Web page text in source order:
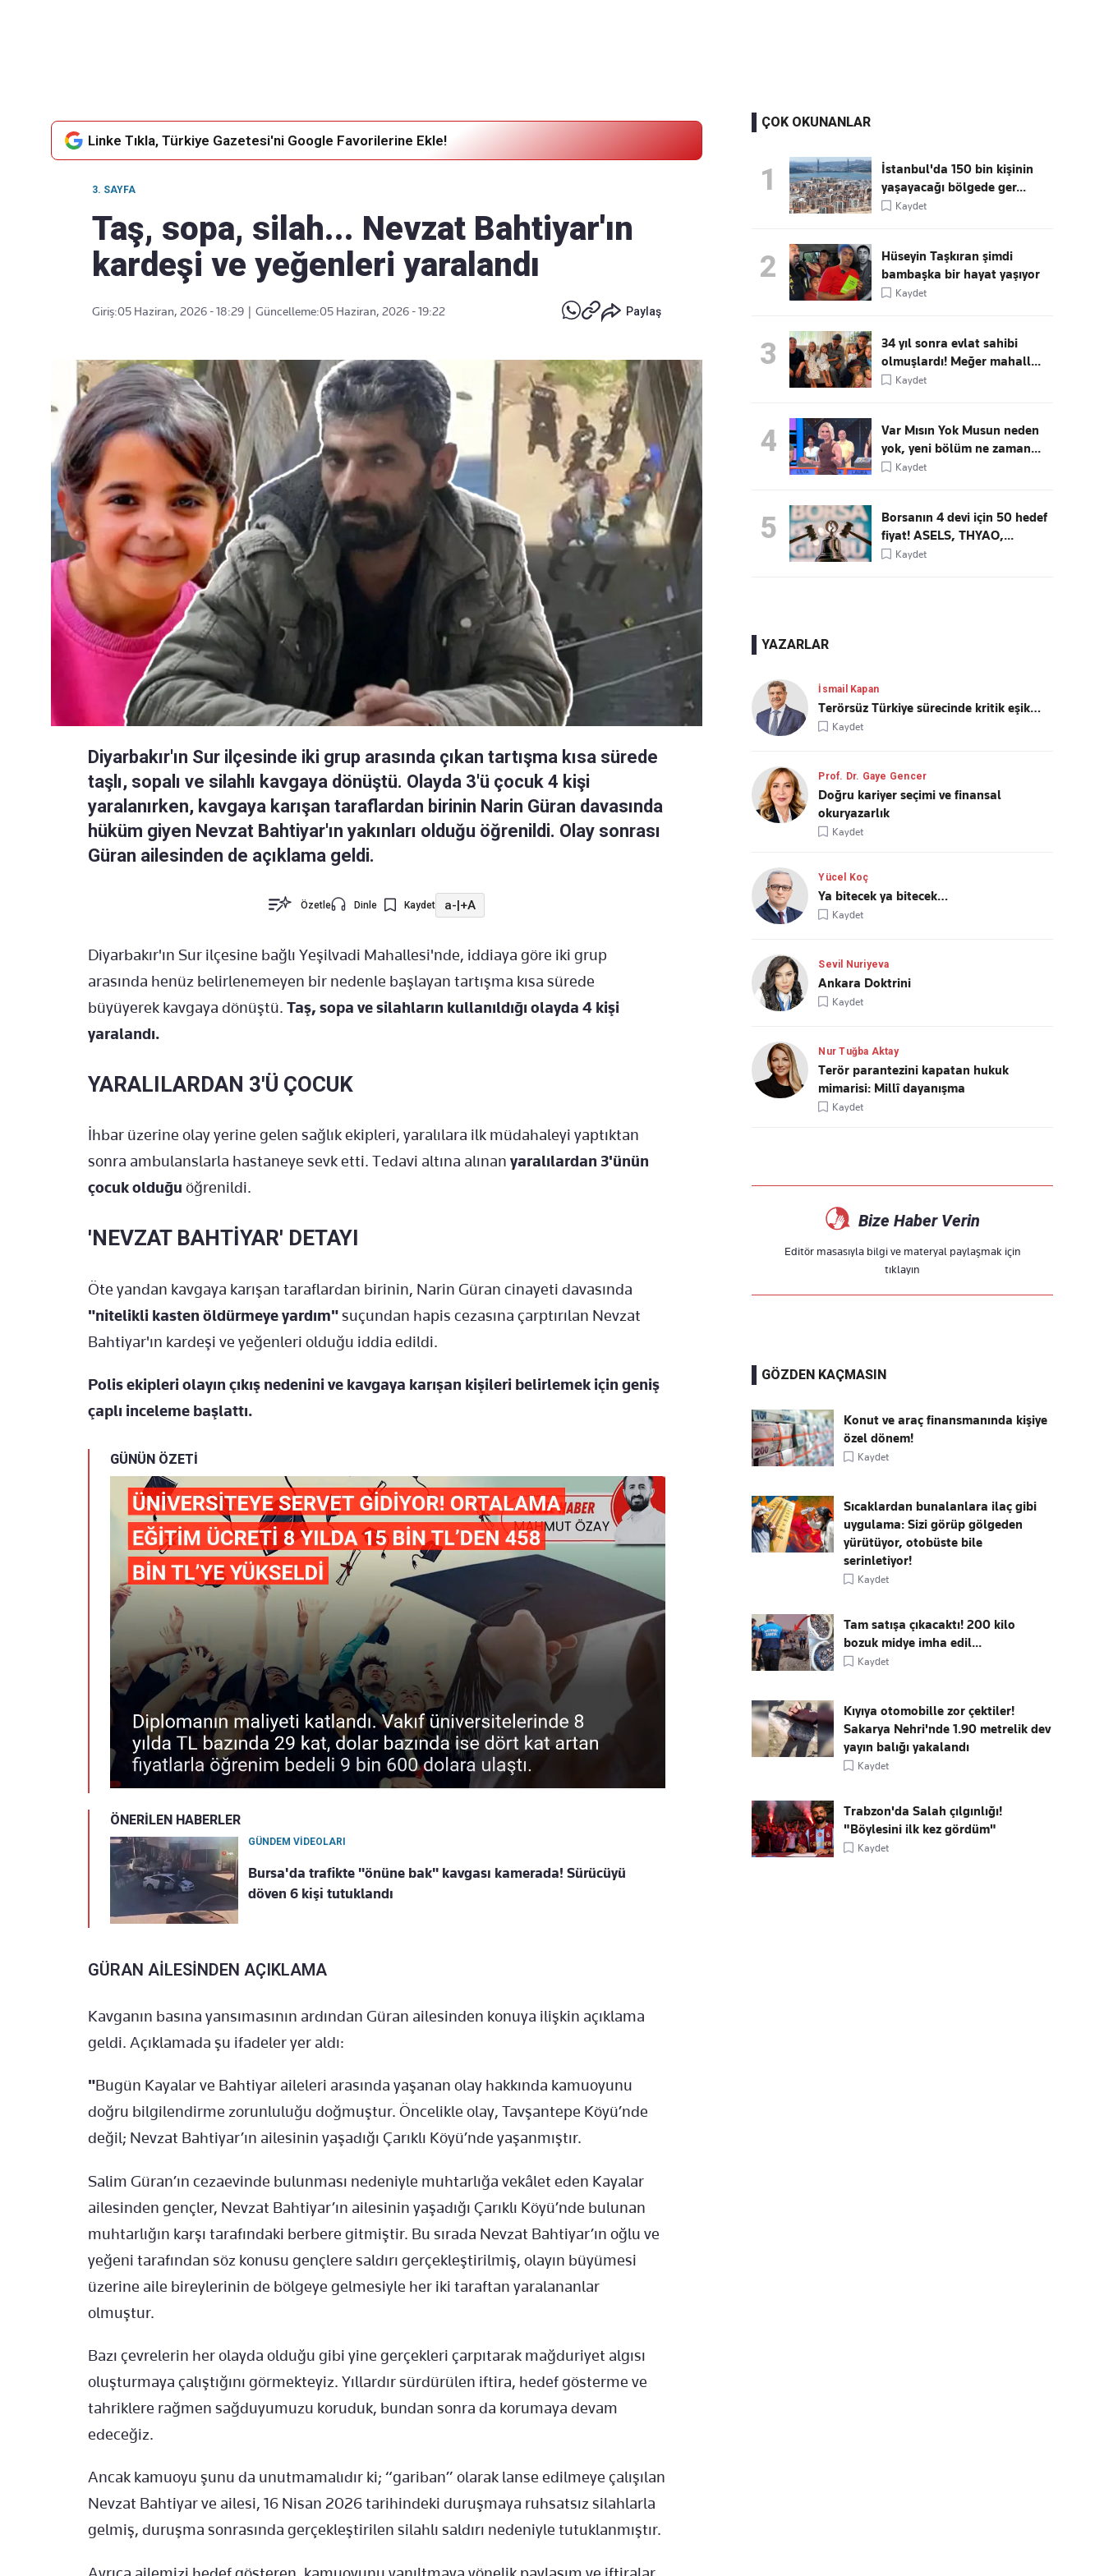
Linke Tıkla, Türkiye Gazetesi'ni Google Favorilerine Ekle!
3. SAYFA
Taş, sopa, silah... Nevzat Bahtiyar'ın
kardeşi ve yeğenleri yaralandı
Giriş:05 Haziran, 2026 - 18:29 Güncelleme:05 Haziran, 2026 - 19:22 Paylaş
Diyarbakır'ın Sur ilçesinde iki grup arasında çıkan tartışma kısa sürede
taşlı, sopalı ve silahlı kavgaya dönüştü. Olayda 3'ü çocuk 4 kişi
yaralanırken, kavgaya karışan taraflardan birinin Narin Güran davasında
hüküm giyen Nevzat Bahtiyar'ın yakınları olduğu öğrenildi. Olay sonrası
Güran ailesinden de açıklama geldi.
Özetle Dinle Kaydet a-|+A
Diyarbakır'ın Sur ilçesine bağlı Yeşilvadi Mahallesi'nde, iddiaya göre iki grup
arasında henüz belirlenemeyen bir nedenle başlayan tartışma kısa sürede
büyüyerek kavgaya dönüştü. Taş, sopa ve silahların kullanıldığı olayda 4 kişi
yaralandı.
YARALILARDAN 3'Ü ÇOCUK
İhbar üzerine olay yerine gelen sağlık ekipleri, yaralılara ilk müdahaleyi yaptıktan
sonra ambulanslarla hastaneye sevk etti. Tedavi altına alınan yaralılardan 3'ünün
çocuk olduğu öğrenildi.
'NEVZAT BAHTİYAR' DETAYI
Öte yandan kavgaya karışan taraflardan birinin, Narin Güran cinayeti davasında
"nitelikli kasten öldürmeye yardım"suçundan hapis cezasına çarptırılan Nevzat
Bahtiyar'ın kardeşi ve yeğenleri olduğu iddia edildi.
Polis ekipleri olayın çıkış nedenini ve kavgaya karışan kişileri belirlemek için geniş
çaplı inceleme başlattı.
GÜNÜN ÖZETİ
ÖNERİLEN HABERLER
GÜNDEM VİDEOLARI
Bursa'da trafikte "önüne bak" kavgası kamerada! Sürücüyü
döven 6 kişi tutuklandı
GÜRAN AİLESİNDEN AÇIKLAMA
Kavganın basına yansımasının ardından Güran ailesinden konuya ilişkin açıklama
geldi. Açıklamada şu ifadeler yer aldı:
"Bugün Kayalar ve Bahtiyar aileleri arasında yaşanan olay hakkında kamuoyunu
doğru bilgilendirme zorunluluğu doğmuştur. Öncelikle olay, Tavşantepe Köyü’nde
değil; Nevzat Bahtiyar’ın ailesinin yaşadığı Çarıklı Köyü’nde yaşanmıştır.
Salim Güran’ın cezaevinde bulunması nedeniyle muhtarlığa vekâlet eden Kayalar
ailesinden gençler, Nevzat Bahtiyar’ın ailesinin yaşadığı Çarıklı Köyü’nde bulunan
muhtarlığın karşı tarafındaki berbere gitmiştir. Bu sırada Nevzat Bahtiyar’ın oğlu ve
yeğeni tarafından söz konusu gençlere saldırı gerçekleştirilmiş, olayın büyümesi
üzerine aile bireylerinin de bölgeye gelmesiyle her iki taraftan yaralananlar
olmuştur.
Bazı çevrelerin her olayda olduğu gibi yine gerçekleri çarpıtarak mağduriyet algısı
oluşturmaya çalıştığını görmekteyiz. Yıllardır sürdürülen iftira, hedef gösterme ve
tahriklere rağmen sağduyumuzu koruduk, bundan sonra da korumaya devam
edeceğiz.
Ancak kamuoyu şunu da unutmamalıdır ki; “gariban” olarak lanse edilmeye çalışılan
Nevzat Bahtiyar ve ailesi, 16 Nisan 2026 tarihindeki duruşmaya ruhsatsız silahlarla
gelmiş, duruşma sonrasında gerçekleştirilen silahlı saldırı nedeniyle tutuklanmıştır.
ÇOK OKUNANLAR
1
İstanbul'da 150 bin kişinin
yaşayacağı bölgede ger...
Kaydet
2
Hüseyin Taşkıran şimdi
bambaşka bir hayat yaşıyor
Kaydet
3
34 yıl sonra evlat sahibi
olmuşlardı! Meğer mahall...
Kaydet
4
Var Mısın Yok Musun neden
yok, yeni bölüm ne zaman...
Kaydet
5
Borsanın 4 devi için 50 hedef
fiyat! ASELS, THYAO,...
Kaydet
YAZARLAR
İsmail Kapan
Terörsüz Türkiye sürecinde kritik eşik…
Kaydet
Prof. Dr. Gaye Gencer
Doğru kariyer seçimi ve finansal
okuryazarlık
Kaydet
Yücel Koç
Ya bitecek ya bitecek…
Kaydet
Sevil Nuriyeva
Ankara Doktrini
Kaydet
Nur Tuğba Aktay
Terör parantezini kapatan hukuk
mimarisi: Millî dayanışma
Kaydet
Bize Haber Verin
Editör masasıyla bilgi ve materyal paylaşmak için
tıklayın
GÖZDEN KAÇMASIN
Konut ve araç finansmanında kişiye
özel dönem!
Kaydet
Sıcaklardan bunalanlara ilaç gibi
uygulama: Sizi görüp gölgeden
yürütüyor, otobüste bile
serinletiyor!
Kaydet
Tam satışa çıkacaktı! 200 kilo
bozuk midye imha edil...
Kaydet
Kıyıya otomobille zor çektiler!
Sakarya Nehri'nde 1.90 metrelik dev
yayın balığı yakalandı
Kaydet
Trabzon'da Salah çılgınlığı!
"Böylesini ilk kez gördüm"
Kaydet